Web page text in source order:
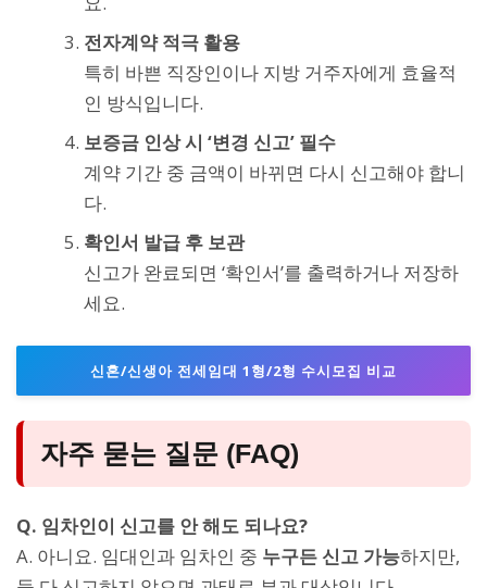
전자계약 적극 활용
특히 바쁜 직장인이나 지방 거주자에게 효율적
인 방식입니다.
보증금 인상 시 ‘변경 신고’ 필수
계약 기간 중 금액이 바뀌면 다시 신고해야 합니
다.
확인서 발급 후 보관
신고가 완료되면 ‘확인서’를 출력하거나 저장하
세요.
신혼/신생아 전세임대 1형/2형 수시모집 비교
자주 묻는 질문 (FAQ)
Q. 임차인이 신고를 안 해도 되나요?
A. 아니요. 임대인과 임차인 중 누구든 신고 가능하지만,